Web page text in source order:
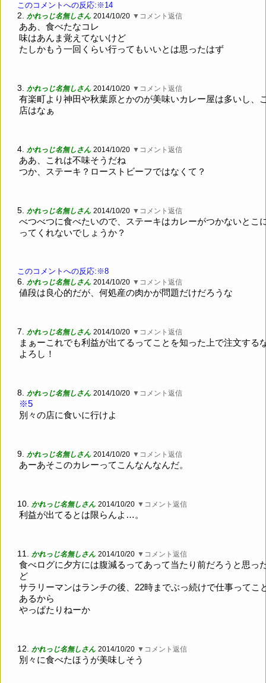
このコメントへの反応:※14
2. かれっじ名無しさん 2014/10/20 ▼コメント返信
ああ、食べたなコレ
味はあんま覚えてないけど
たしかもう一回くらい行ってもいいとは思ったはず
3. かれっじ名無しさん 2014/10/20 ▼コメント返信
有楽町より神田や秋葉原とかのが美味いカレー屋は多いし、
店はなぁ
4. かれっじ名無しさん 2014/10/20 ▼コメント返信
ああ、これは不味そうだね
つか、ステーキ？ローストビーフではなくて？
5. かれっじ名無しさん 2014/10/20 ▼コメント返信
べつべつに食べたいので、ステーキはカレーがつかないとこ
ってくれないでしょうか？
このコメントへの反応:※8
6. かれっじ名無しさん 2014/10/20 ▼コメント返信
値段は良心的だが、何処産の肉かが問題だけだろうな
7. かれっじ名無しさん 2014/10/20 ▼コメント返信
まぁーこれでも利益が出てるってことを知った上で注文する
よろし！
8. かれっじ名無しさん 2014/10/20 ▼コメント返信
※5
別々の店に食いに行けよ
9. かれっじ名無しさん 2014/10/20 ▼コメント返信
あーあそこのカレーってこんなんなんだ。
10. かれっじ名無しさん 2014/10/20 ▼コメント返信
利益が出てるとは限らんよ…。
11. かれっじ名無しさん 2014/10/20 ▼コメント返信
食べログに夕方には腹減るってあって当たり前だろうと思っ
ど
サラリーマンはランチの後、22時までぶっ続けで仕事ってこ
あるから
やっぱたりねーか
12. かれっじ名無しさん 2014/10/20 ▼コメント返信
別々に食べたほうが美味しそう